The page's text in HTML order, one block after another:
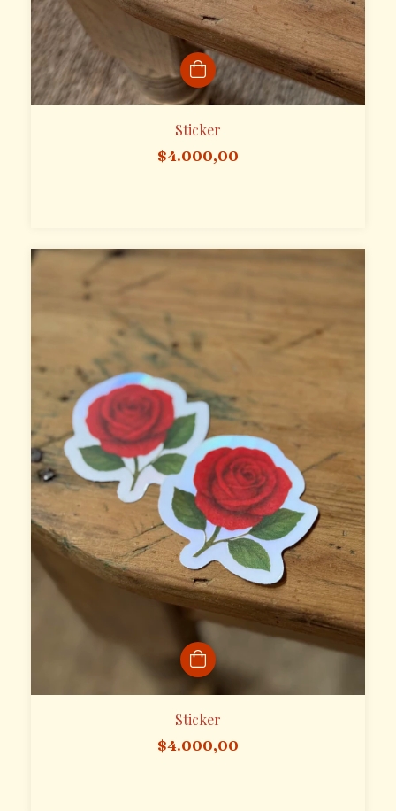
Sticker
$4.000,00
Sticker
$4.000,00